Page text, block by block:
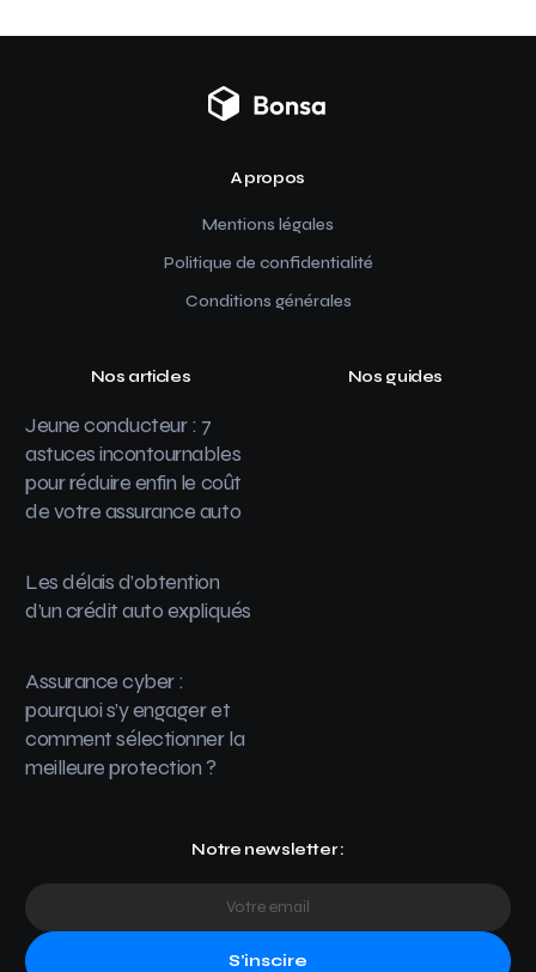
A propos
Mentions légales
Politique de confidentialité
Conditions générales
Nos articles
Jeune conducteur : 7
astuces incontournables
pour réduire enfin le coût
de votre assurance auto
Les délais d’obtention
d’un crédit auto expliqués
Assurance cyber :
pourquoi s’y engager et
comment sélectionner la
meilleure protection ?
Nos guides
Notre newsletter :
S'inscire